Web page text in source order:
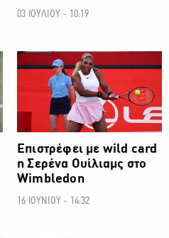
03 ΙΟΥΛΙΟΥ - 10:19
Επιστρέφει με wild card
η Σερένα Ουίλιαμς στο
Wimbledon
16 ΙΟΥΝΙΟΥ - 14:32